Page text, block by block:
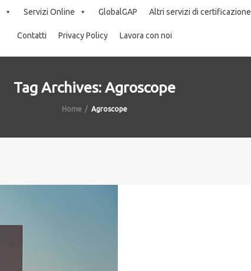
Servizi Online GlobalGAP Altri servizi di certificazione
Contatti Privacy Policy Lavora con noi
Tag Archives: Agroscope
Home Agroscope